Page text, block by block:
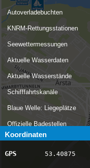
Autoverladebuchten
KNRM-Rettungsstationen
Seewettermessungen
Aktuelle Wasserdaten
Aktuelle Wasserstände
Schifffahrtskanäle
Blaue Welle: Liegeplätze
Offizielle Badestellen
Nachrichten Binnenschifffahrt
AIS-Schiffspositionen
Koordinaten
GPS 53.40875